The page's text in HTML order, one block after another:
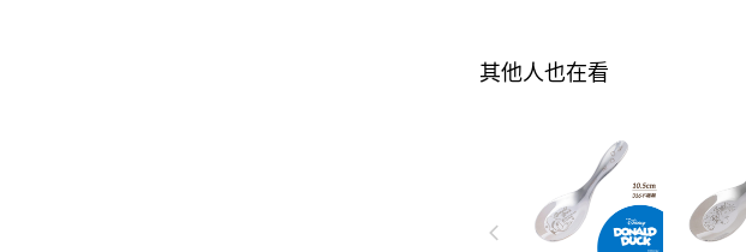
其他人也在看